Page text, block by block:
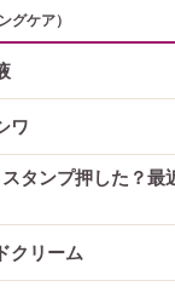
案が提示され、それを知
さんに、「合成な
えもん）の気持ちを理
誌に書かれていました。 ドラ
ドラえもんという素晴
声優交代だったと思います
腸がんで入院して、手術
れていました。 「私が
たら、迷惑がかかっち
ゃったほうがいいんじゃ
さんに以下の様に言った
に対して、夫の砂川さん
は十分やりきったんじ
と仰ったそうです。(※ペ
グケア）
ワ
タンプ押した？最
クリーム